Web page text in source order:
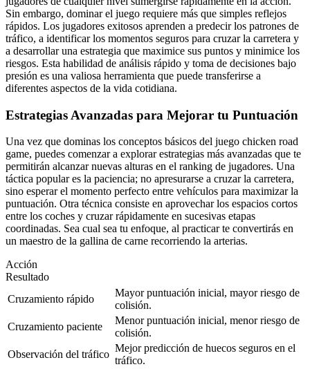
Sin embargo, dominar el juego requiere más que simples reflejos
rápidos. Los jugadores exitosos aprenden a predecir los patrones de
tráfico, a identificar los momentos seguros para cruzar la carretera y
a desarrollar una estrategia que maximice sus puntos y minimice los
riesgos. Esta habilidad de análisis rápido y toma de decisiones bajo
presión es una valiosa herramienta que puede transferirse a
diferentes aspectos de la vida cotidiana.
Estrategias Avanzadas para Mejorar tu Puntuación
Una vez que dominas los conceptos básicos del juego chicken road
game, puedes comenzar a explorar estrategias más avanzadas que te
permitirán alcanzar nuevas alturas en el ranking de jugadores. Una
táctica popular es la paciencia; no apresurarse a cruzar la carretera,
sino esperar el momento perfecto entre vehículos para maximizar la
puntuación. Otra técnica consiste en aprovechar los espacios cortos
entre los coches y cruzar rápidamente en sucesivas etapas
coordinadas. Sea cual sea tu enfoque, al practicar te convertirás en
un maestro de la gallina de carne recorriendo la arterias.
Acción
Resultado
Cruzamiento rápido
Mayor puntuación inicial, mayor riesgo de
colisión.
Cruzamiento paciente
Menor puntuación inicial, menor riesgo de
colisión.
Observación del tráfico
Mejor predicción de huecos seguros en el
tráfico.